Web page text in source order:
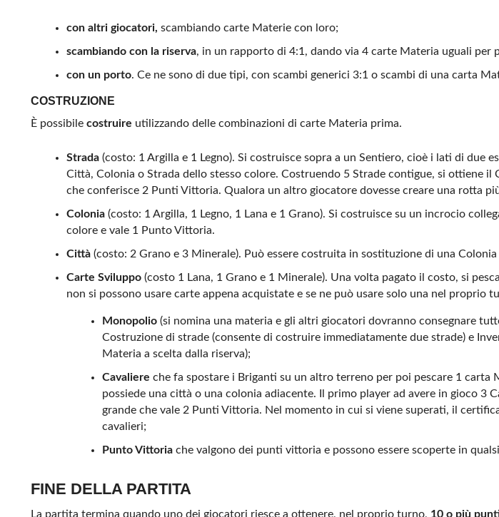
con altri giocatori, scambiando carte Materie con loro;
scambiando con la riserva, in un rapporto di 4:1, dando via 4 carte Materia uguali per
con un porto. Ce ne sono di due tipi, con scambi generici 3:1 o scambi di una carta
COSTRUZIONE
È possibile costruire utilizzando delle combinazioni di carte Materia prima.
Strada(costo: 1 Argilla e 1 Legno). Si costruisce sopra a un Sentiero, cioè i lati di due
Città, Colonia o Strada dello stesso colore. Costruendo 5 Strade contigue, si ottiene il
che conferisce 2 Punti Vittoria. Qualora un altro giocatore dovesse creare una rotta
Colonia(costo: 1 Argilla, 1 Legno, 1 Lana e 1 Grano). Si costruisce su un incrocio
colore e vale 1 Punto Vittoria.
Città(costo: 2 Grano e 3 Minerale). Può essere costruita in sostituzione di una
Carte Sviluppo(costo 1 Lana, 1 Grano e 1 Minerale). Una volta pagato il costo, si
non si possono usare carte appena acquistate e se ne può usare solo una nel proprio
Monopolio(si nomina una materia e gli altri giocatori dovranno consegnare
Costruzione di strade (consente di costruire immediatamente due strade) e
Materia a scelta dalla riserva);
Cavaliere che fa spostare i Briganti su un altro terreno per poi pescare 1 carta
possiede una città o una colonia adiacente. Il primo player ad avere in gioco 3
grande che vale 2 Punti Vittoria. Nel momento in cui si viene superati, il
cavalieri;
Punto Vittoriache valgono dei punti vittoria e possono essere scoperte in
FINE DELLA PARTITA
La partita termina quando uno dei giocatori riesce a ottenere, nel proprio turno, 10 o più